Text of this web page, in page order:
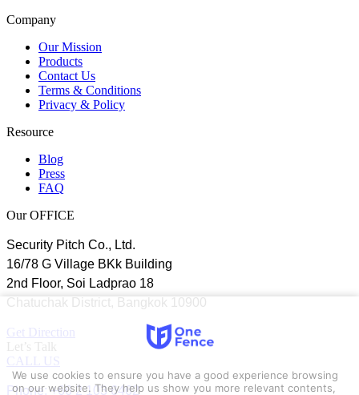
Company
Our Mission
Products
Contact Us
Terms & Conditions
Privacy & Policy
Resource
Blog
Press
FAQ
Our OFFICE
Security Pitch Co., Ltd.
16/78 G Village BKk Building
2nd Floor, Soi Ladprao 18
Chatuchak District, Bangkok 10900
Get Direction
Let’s Talk
CALL US
Phone: +66 2 103 6462
We use cookies to ensure you have a good experience browsing
on our website. They help us show you more relevant contents,